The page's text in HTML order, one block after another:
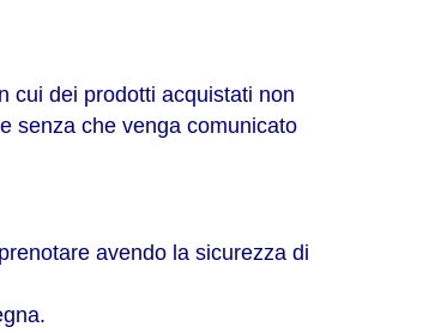
cui dei prodotti acquistati non
senza che venga comunicato
avendo la sicurezza di